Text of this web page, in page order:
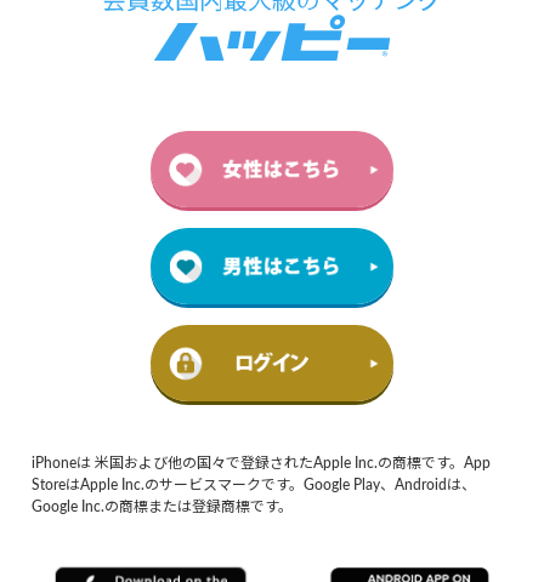
iPhoneは 米国および他の国々で登録されたApple Inc.の商標です。App
StoreはApple Inc.のサービスマークです。Google Play、Androidは、
Google Inc.の商標または登録商標です。